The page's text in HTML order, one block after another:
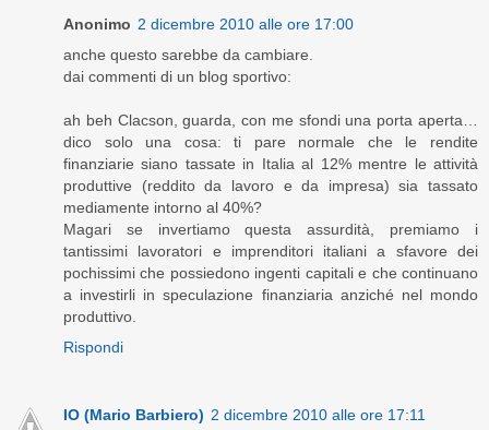
Anonimo 2 dicembre 2010 alle ore 17:00
anche questo sarebbe da cambiare.
dai commenti di un blog sportivo:
ah beh Clacson, guarda, con me sfondi una porta aperta…
dico solo una cosa: ti pare normale che le rendite
finanziarie siano tassate in Italia al 12% mentre le attività
produttive (reddito da lavoro e da impresa) sia tassato
mediamente intorno al 40%?
Magari se invertiamo questa assurdità, premiamo i
tantissimi lavoratori e imprenditori italiani a sfavore dei
pochissimi che possiedono ingenti capitali e che continuano
a investirli in speculazione finanziaria anziché nel mondo
produttivo.
Rispondi
IO (Mario Barbiero) 2 dicembre 2010 alle ore 17:11